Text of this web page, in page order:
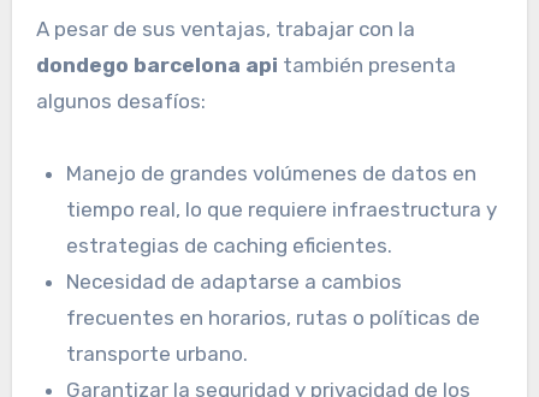
A pesar de sus ventajas, trabajar con la
dondego barcelona api también presenta
algunos desafíos:
Manejo de grandes volúmenes de datos en
tiempo real, lo que requiere infraestructura y
estrategias de caching eficientes.
Necesidad de adaptarse a cambios
frecuentes en horarios, rutas o políticas de
transporte urbano.
Garantizar la seguridad y privacidad de los